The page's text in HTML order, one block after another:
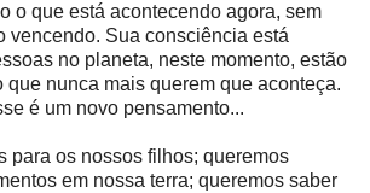
o que está acontecendo agora, sem
vencendo. Sua consciência está
no planeta, neste momento, estão
que nunca mais querem que aconteça.
é um novo pensamento...
para os nossos filhos; queremos
em nossa terra; queremos saber